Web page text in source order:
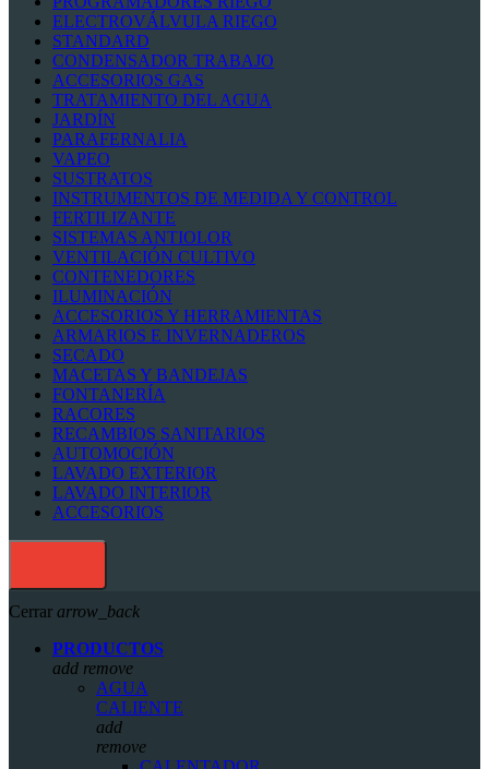
ELECTROVÁLVULA RIEGO
STANDARD
CONDENSADOR TRABAJO
ACCESORIOS GAS
TRATAMIENTO DEL AGUA
JARDÍN
PARAFERNALIA
VAPEO
SUSTRATOS
INSTRUMENTOS DE MEDIDA Y CONTROL
FERTILIZANTE
SISTEMAS ANTIOLOR
VENTILACIÓN CULTIVO
CONTENEDORES
ILUMINACIÓN
ACCESORIOS Y HERRAMIENTAS
ARMARIOS E INVERNADEROS
SECADO
MACETAS Y BANDEJAS
FONTANERÍA
RACORES
RECAMBIOS SANITARIOS
AUTOMOCIÓN
LAVADO EXTERIOR
LAVADO INTERIOR
ACCESORIOS
Cerrar arrow_back
PRODUCTOS
add remove
AGUA
CALIENTE
add
remove